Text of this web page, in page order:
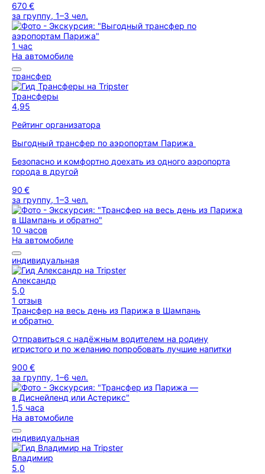
670 €
за группу, 1–3 чел.
1 час
На автомобиле
трансфер
Трансферы
4,95
Рейтинг организатора
Выгодный трансфер по аэропортам Парижа
Безопасно и комфортно доехать из одного аэропорта
города в другой
90 €
за группу, 1–3 чел.
10 часов
На автомобиле
индивидуальная
Александр
5,0
1 отзыв
Трансфер на весь день из Парижа в Шампань
и обратно
Отправиться с надёжным водителем на родину
игристого и по желанию попробовать лучшие напитки
900 €
за группу, 1–6 чел.
1,5 часа
На автомобиле
индивидуальная
Владимир
5,0